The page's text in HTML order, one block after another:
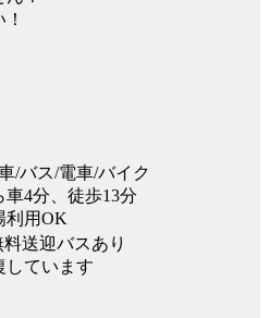
/バス/電車/バイク
4分、徒歩13分
利用OK
送迎バスあり
ています